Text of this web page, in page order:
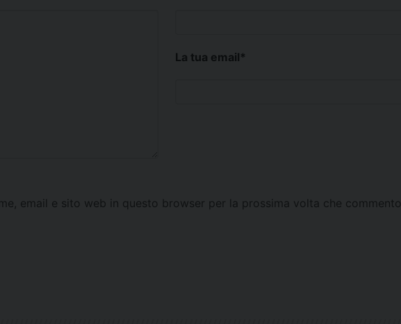
La tua email*
email e sito web in questo browser per la prossima volta che commento.